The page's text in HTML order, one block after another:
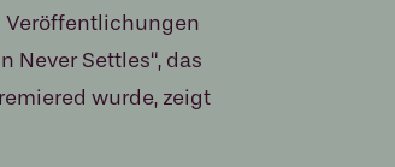
Veröffentlichungen
Never Settles“, das
wurde, zeigt